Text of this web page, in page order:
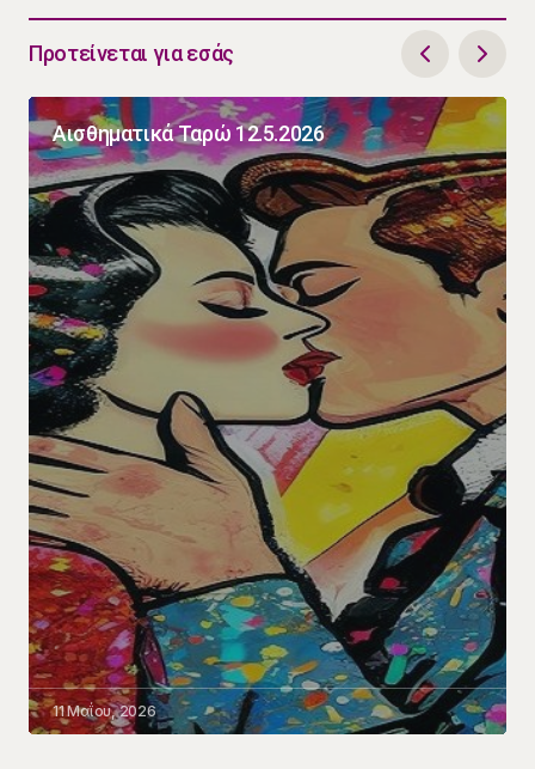
Προτείνεται για εσάς
Αισθηματικά Ταρώ 12.5.2026
11 Μαΐου, 2026